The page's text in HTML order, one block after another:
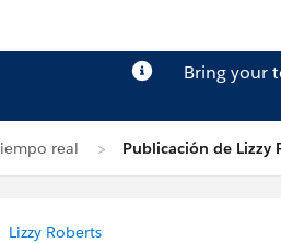
Bring your
real Publicación de Lizzy
Lizzy Roberts